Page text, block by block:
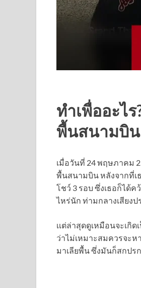
ทำเพื่ออะไ
พื้นสนามบิน
เมื่อวันที่ 24 พฤษภาคม
พื้นสนามบิน หลังจากที่เ
โชว์ 3 รอบ ซึ่งเธอก็ได้ค
ไหร่นัก ท่ามกลางเสียง
เเต่ล่าสุดดูเหมือนจะเกิด
ว่าไม่เหมาะสมควรจะห
มาเลียพื้น ซึ่งมันก็สกปร